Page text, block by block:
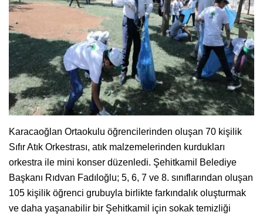
Karacaoğlan Ortaokulu öğrencilerinden oluşan 70 kişilik
Sıfır Atık Orkestrası, atık malzemelerinden kurdukları
orkestra ile mini konser düzenledi. Şehitkamil Belediye
Başkanı Rıdvan Fadıloğlu; 5, 6, 7 ve 8. sınıflarından oluşan
105 kişilik öğrenci grubuyla birlikte farkındalık oluşturmak
ve daha yaşanabilir bir Şehitkamil için sokak temizliği